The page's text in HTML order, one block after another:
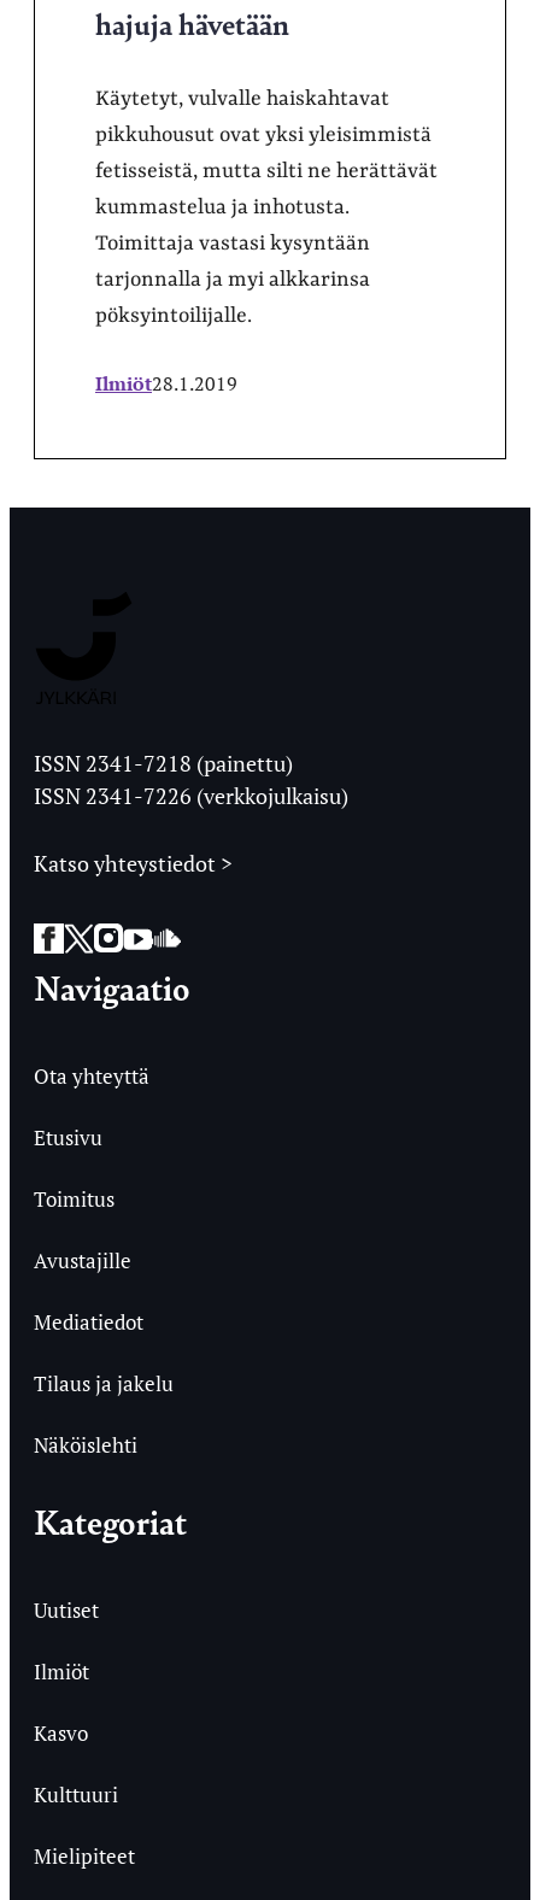
hajuja hävetään
Käytetyt, vulvalle haiskahtavat
pikkuhousut ovat yksi yleisimmistä
fetisseistä, mutta silti ne herättävät
kummastelua ja inhotusta.
Toimittaja vastasi kysyntään
tarjonnalla ja myi alkkarinsa
pöksyintoilijalle.
Ilmiöt28.1.2019
Ylioppilaslehti
ISSN 2341-7218 (painettu)
ISSN 2341-7226 (verkkojulkaisu)
Katso yhteystiedot >
Facebook
Twitter
Instagram
YouTube
SoundCloud
Navigaatio
Ota yhteyttä
Etusivu
Toimitus
Avustajille
Mediatiedot
Tilaus ja jakelu
Näköislehti
Kategoriat
Uutiset
Ilmiöt
Kasvo
Kulttuuri
Mielipiteet